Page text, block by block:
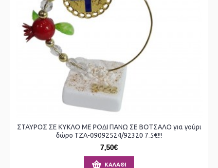
ΣΤΑΥΡΟΣ ΣΕ ΚΥΚΛΟ ΜΕ ΡΟΔΙ ΠΑΝΩ ΣΕ ΒΟΤΣΑΛΟ για γούρι
δώρο ΤΖΑ-09092524/92320 7.5€!!!
7,50€
ΚΑΛΆΘΙ